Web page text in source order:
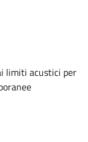
limiti acustici per